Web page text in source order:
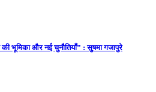
की भूमिका और नई चुनौतियाँ” : सुषमा गजापुरे